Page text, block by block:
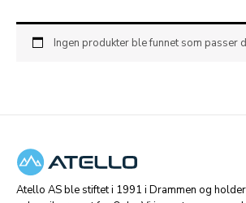
Ingen produkter ble funnet som passer
Atello AS ble stiftet i 1991 i Drammen og